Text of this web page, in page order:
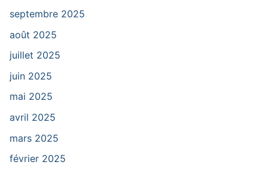
septembre 2025
août 2025
juillet 2025
juin 2025
mai 2025
avril 2025
mars 2025
février 2025